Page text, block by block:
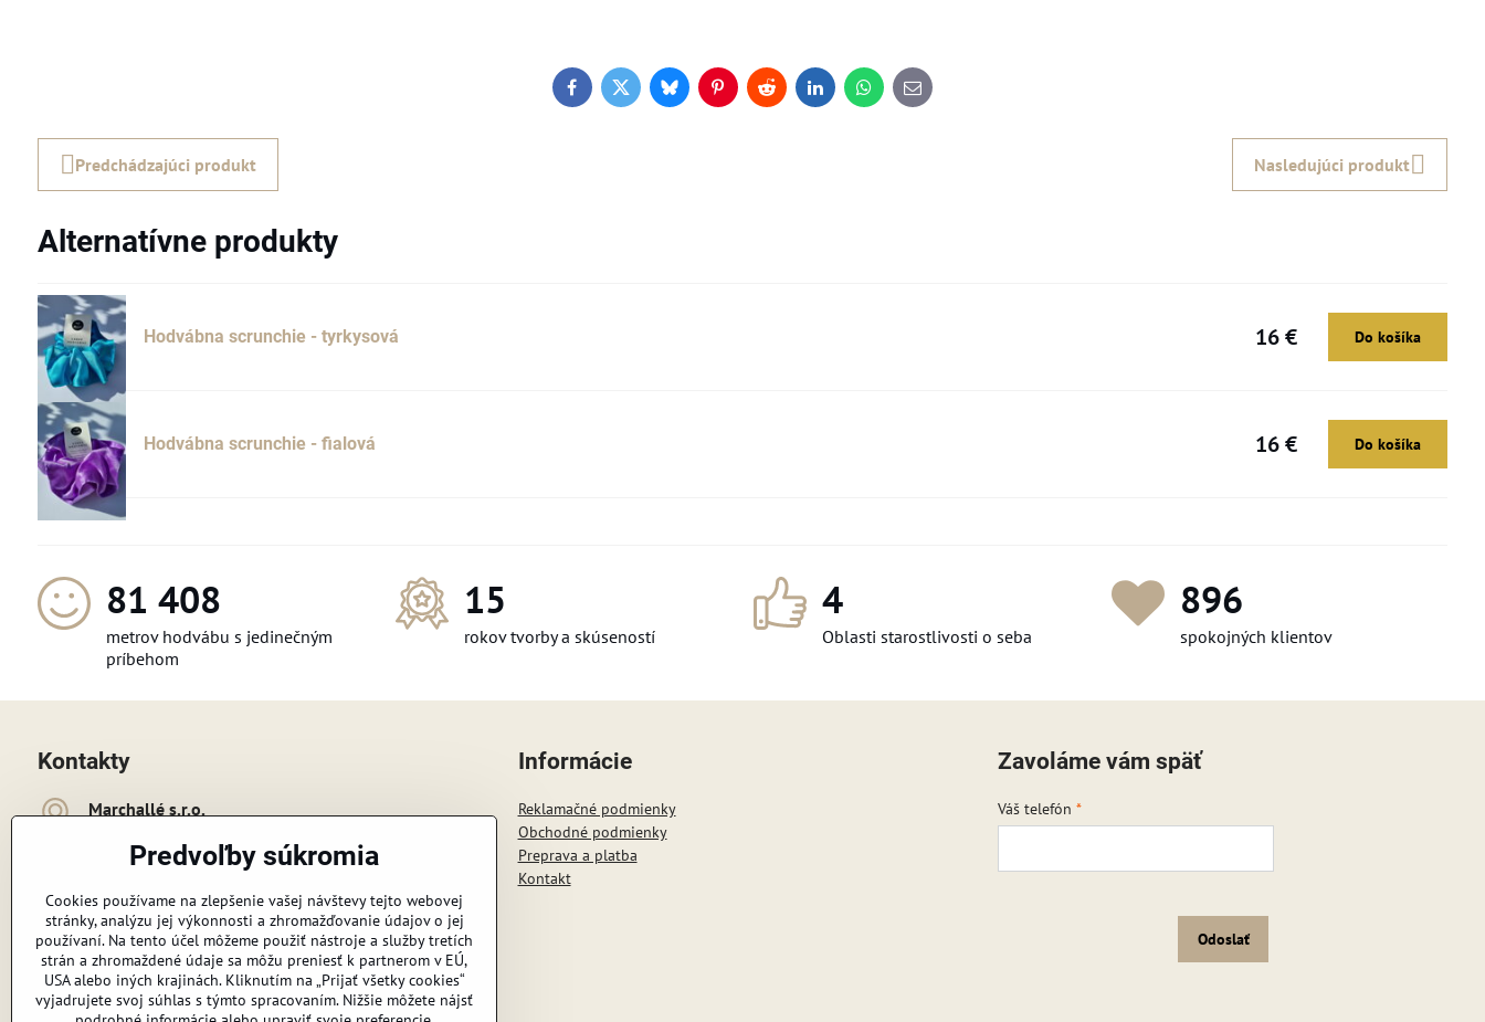
FacebookTwitterBlueskyPinterestRedditLinkedInWhatsApp
E-
mail
Predchádzajúci produkt Nasledujúci produkt
Alternatívne produkty
Hodvábna scrunchie - tyrkysová 16 € Do košíka
Hodvábna scrunchie - fialová 16 € Do košíka
112 572
metrov hodvábu s jedinečným
príbehom
15
rokov tvorby a skúseností
4
Oblasti starostlivosti o seba
1 239
spokojných klientov
Kontakty
Marchallé s​​.r​​.o​​.
926 01 Sereď
+421 948 091 718
erutov​@gmail​.com
Sledujte nás:
Informácie
Reklamačné podmienky
Obchodné podmienky
Preprava a platba
Kontakt
Zavoláme vám späť
Váš telefón*
Odoslať
Predvoľby súkromia
Cookies používame na zlepšenie vašej návštevy tejto webovej
stránky, analýzu jej výkonnosti a zhromažďovanie údajov o jej
používaní. Na tento účel môžeme použiť nástroje a služby tretích
strán a zhromaždené údaje sa môžu preniesť k partnerom v EÚ,
USA alebo iných krajinách. Kliknutím na „Prijať všetky cookies“
vyjadrujete svoj súhlas s týmto spracovaním. Nižšie môžete nájsť